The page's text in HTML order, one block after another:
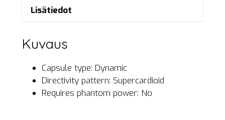
Lisätiedot
Kuvaus
Capsule type: Dynamic
Directivity pattern: Supercardioid
Requires phantom power: No